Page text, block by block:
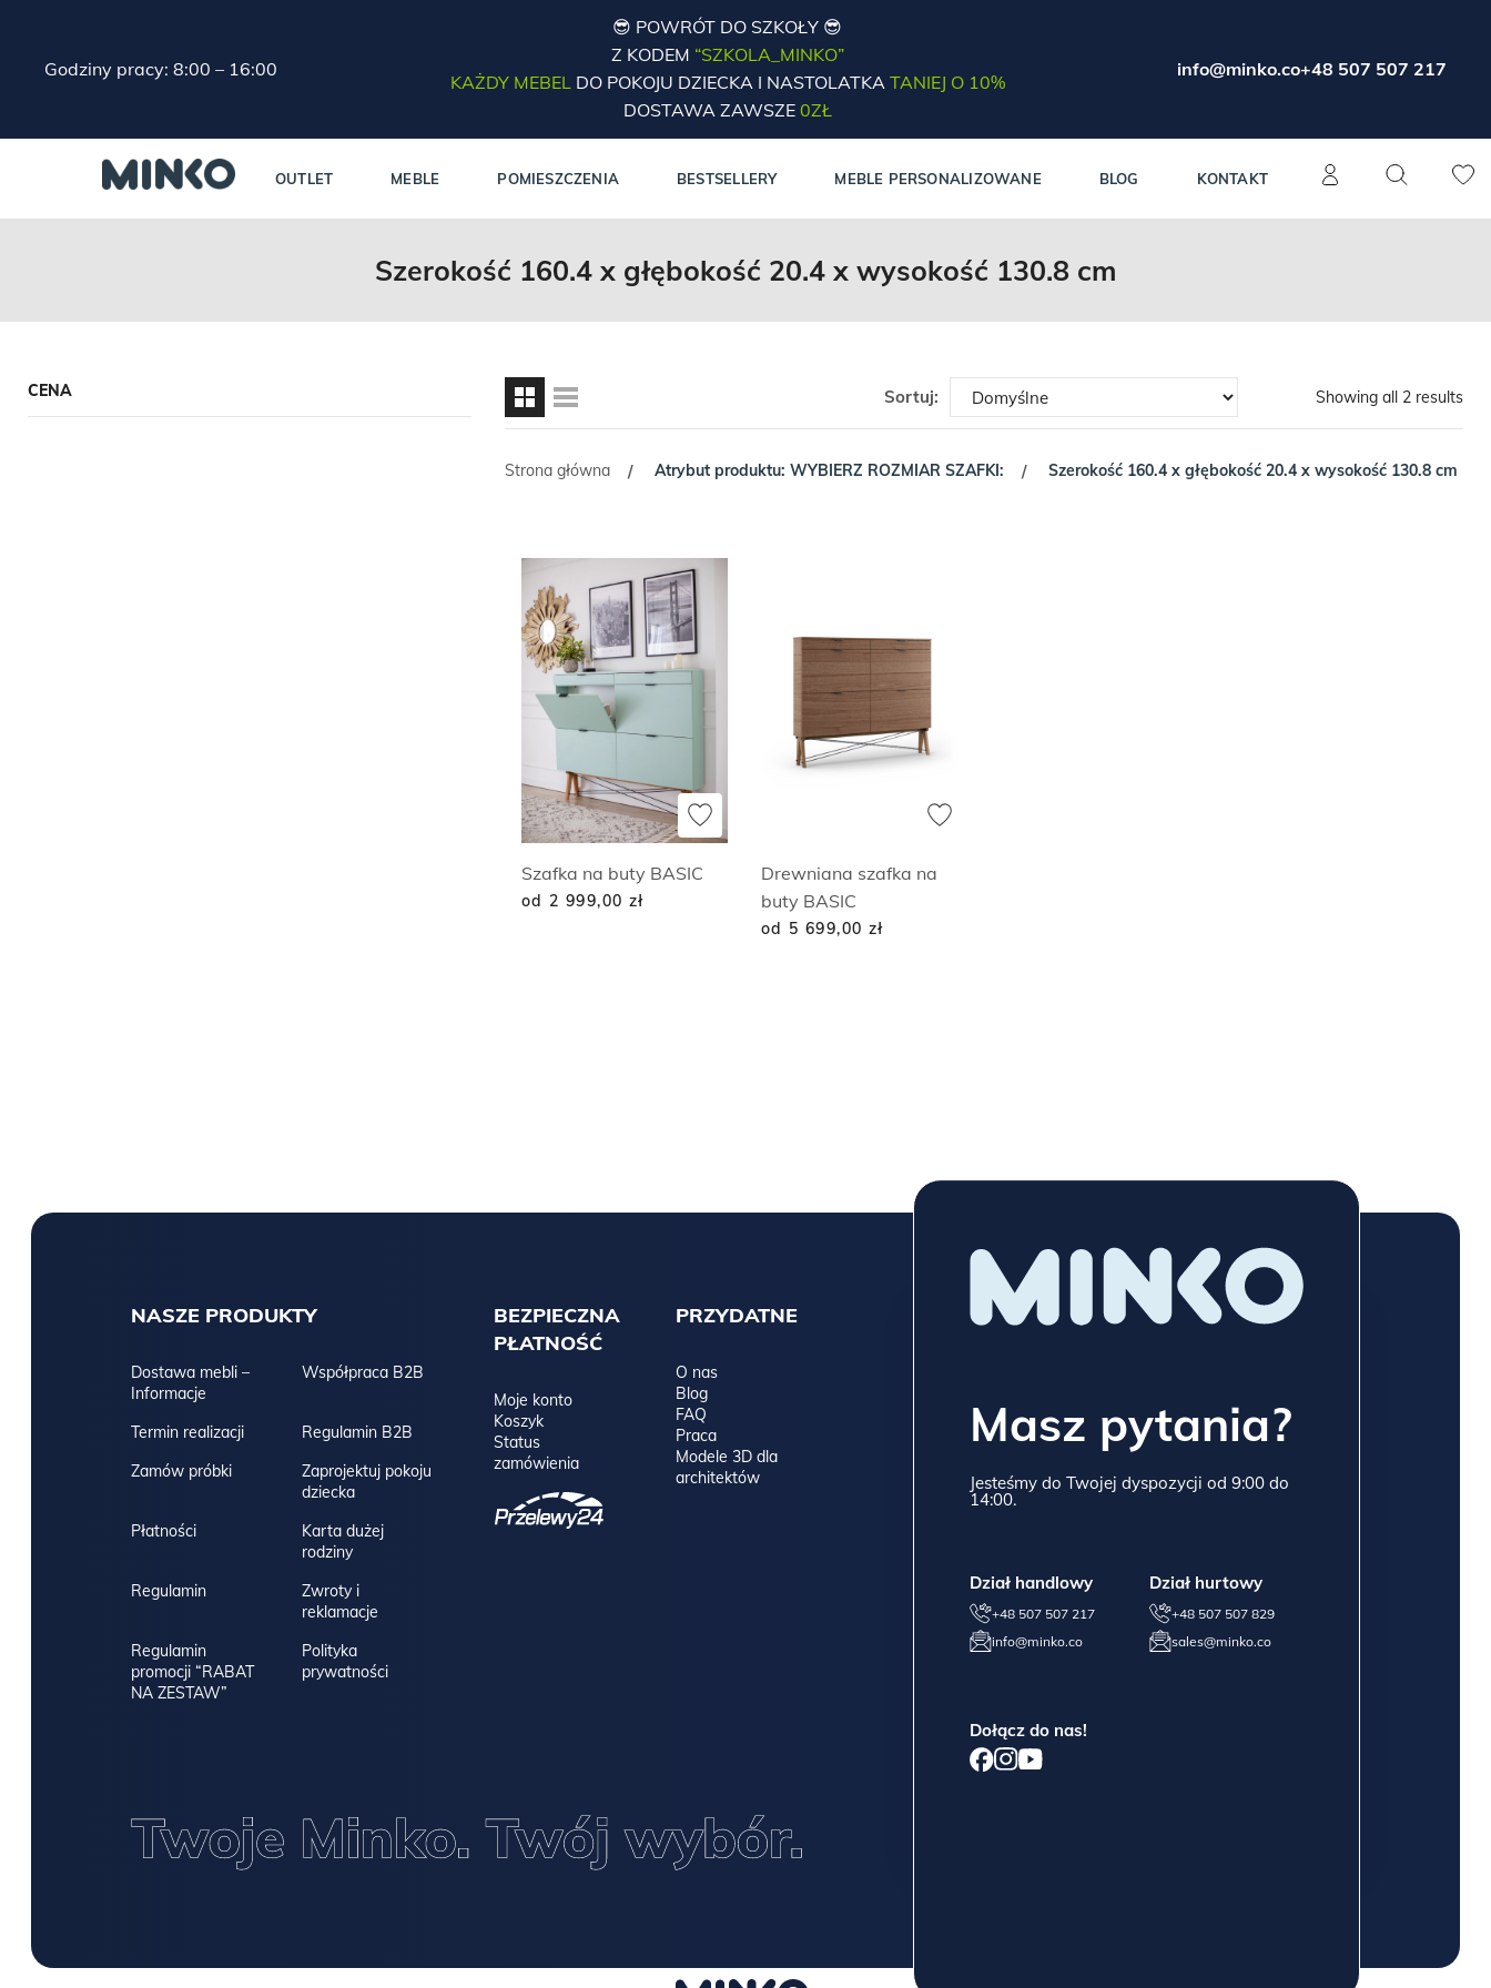
Godziny pracy: 8:00 – 16:00
😎 POWRÓT DO SZKOŁY 😎
Z KODEM “SZKOLA_MINKO”
KAŻDY MEBELDO POKOJU DZIECKA I NASTOLATKATANIEJ O 10%
DOSTAWA ZAWSZE 0ZŁ
info@minko.co+48 507 507 217
OUTLET MEBLE POMIESZCZENIA BESTSELLERY MEBLE PERSONALIZOWANE BLOG KONTAKT
Szerokość 160.4 x głębokość 20.4 x wysokość 130.8 cm
CENA Sortuj: Showing all 2 results
Strona główna / Atrybut produktu: WYBIERZ ROZMIAR SZAFKI: / Szerokość 160.4 x głębokość 20.4 x wysokość 130.8 cm
Szafka na buty BASIC
od 2 999,00 zł
Drewniana szafka na
buty BASIC
od 5 699,00 zł
NASZE PRODUKTY
Dostawa mebli –
Informacje
Termin realizacji
Zamów próbki
Płatności
Regulamin
Regulamin
promocji “RABAT
NA ZESTAW”
Współpraca B2B
Regulamin B2B
Zaprojektuj pokoju
dziecka
Karta dużej
rodziny
Zwroty i
reklamacje
Polityka
prywatności
BEZPIECZNA
PŁATNOŚĆ
Moje konto
Koszyk
Status
zamówienia
PRZYDATNE
O nas
Blog
FAQ
Praca
Modele 3D dla
architektów
Masz pytania?
Jesteśmy do Twojej dyspozycji od 9:00 do
14:00.
Dział handlowy
+48 507 507 217
info@minko.co
Dział hurtowy
+48 507 507 829
sales@minko.co
Dołącz do nas!